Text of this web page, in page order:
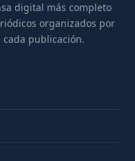
digital más completo
organizados por
cada publicación.